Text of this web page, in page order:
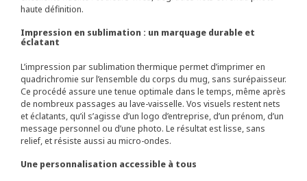
haute définition.
Impression en sublimation : un marquage durable et
éclatant
L’impression par sublimation thermique permet d’imprimer en
quadrichromie sur l’ensemble du corps du mug, sans surépaisseur.
Ce procédé assure une tenue optimale dans le temps, même après
de nombreux passages au lave-vaisselle. Vos visuels restent nets
et éclatants, qu’il s’agisse d’un logo d’entreprise, d’un prénom, d’un
message personnel ou d’une photo. Le résultat est lisse, sans
relief, et résiste aussi au micro-ondes.
Une personnalisation accessible à tous